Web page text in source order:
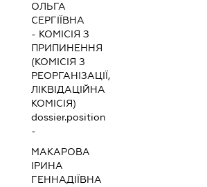
ОЛЬГА
СЕРГІЇВНА
- КОМІСІЯ З
ПРИПИНЕННЯ
(КОМІСІЯ З
РЕОРГАНІЗАЦІЇ,
ЛІКВІДАЦІЙНА
КОМІСІЯ)
dossier.position
-
МАКАРОВА
ІРИНА
ГЕННАДІЇВНА